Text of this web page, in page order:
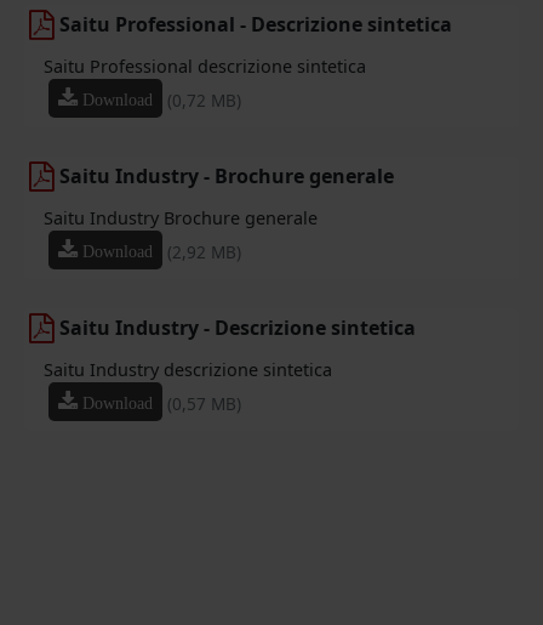
Saitu Professional - Descrizione sintetica
Saitu Professional descrizione sintetica
Download (0,72 MB)
Saitu Industry - Brochure generale
Saitu Industry Brochure generale
Download (2,92 MB)
Saitu Industry - Descrizione sintetica
Saitu Industry descrizione sintetica
Download (0,57 MB)